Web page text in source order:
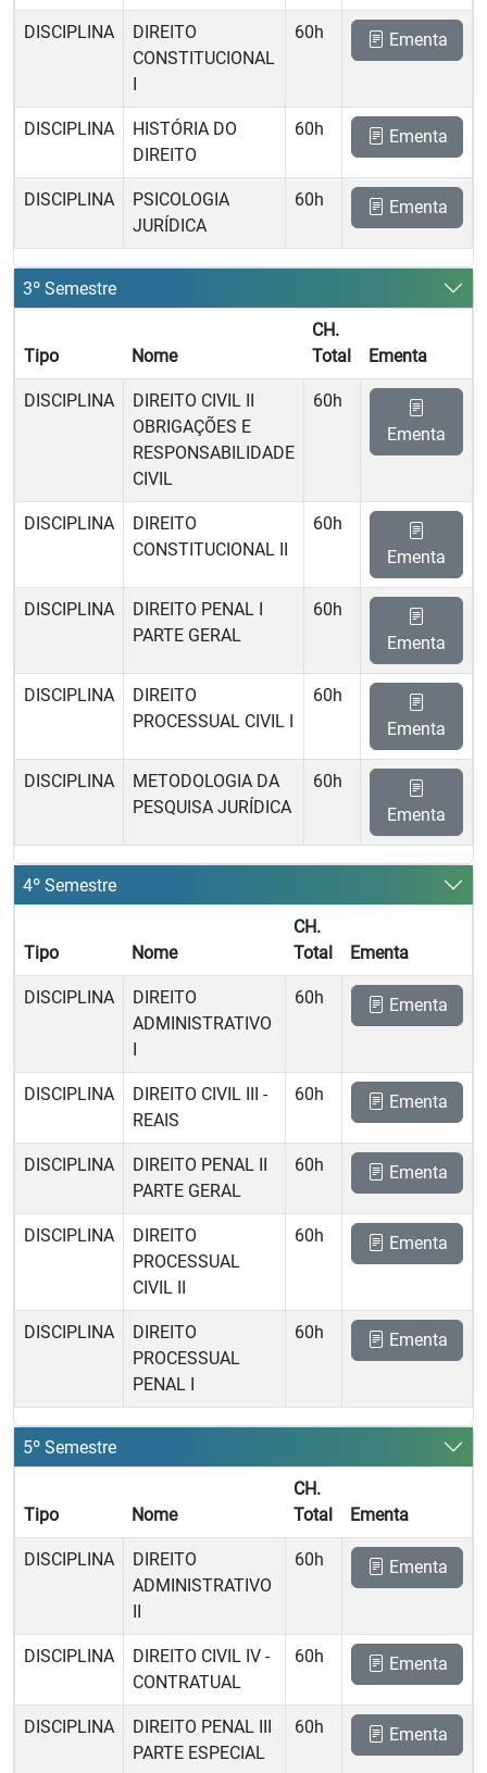
DISCIPLINA
DIREITO
CONSTITUCIONAL
I
60h Ementa
DISCIPLINA
HISTÓRIA DO
DIREITO
60h Ementa
DISCIPLINA
PSICOLOGIA
JURÍDICA
60h Ementa
3º Semestre
Tipo Nome
CH.
Total
Ementa
DISCIPLINA
DIREITO CIVIL II 
OBRIGAÇÕES E
RESPONSABILIDADE
CIVIL
60h
Ementa
DISCIPLINA
DIREITO
CONSTITUCIONAL II
60h
Ementa
DISCIPLINA
DIREITO PENAL I 
PARTE GERAL
60h
Ementa
DISCIPLINA
DIREITO
PROCESSUAL CIVIL I
60h
Ementa
DISCIPLINA
METODOLOGIA DA
PESQUISA JURÍDICA
60h
Ementa
4º Semestre
Tipo Nome
CH.
Total
Ementa
DISCIPLINA
DIREITO
ADMINISTRATIVO
I
60h Ementa
DISCIPLINA
DIREITO CIVIL III -
REAIS
60h Ementa
DISCIPLINA
DIREITO PENAL II 
PARTE GERAL
60h Ementa
DISCIPLINA
DIREITO
PROCESSUAL
CIVIL II
60h Ementa
DISCIPLINA
DIREITO
PROCESSUAL
PENAL I
60h Ementa
5º Semestre
Tipo Nome
CH.
Total
Ementa
DISCIPLINA
DIREITO
ADMINISTRATIVO
II
60h Ementa
DISCIPLINA
DIREITO CIVIL IV -
CONTRATUAL
60h Ementa
DISCIPLINA
DIREITO PENAL III 
PARTE ESPECIAL
60h Ementa